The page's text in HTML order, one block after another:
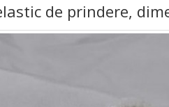
de prindere,